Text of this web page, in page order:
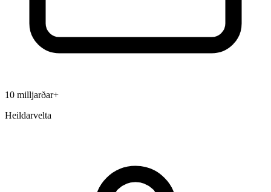
10 milljarðar+
Heildarvelta